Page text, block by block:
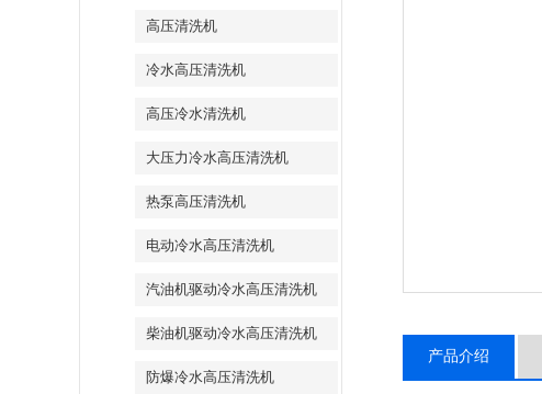
高压清洗机
冷水高压清洗机
高压冷水清洗机
大压力冷水高压清洗机
热泵高压清洗机
电动冷水高压清洗机
汽油机驱动冷水高压清洗机
柴油机驱动冷水高压清洗机
防爆冷水高压清洗机
产品介绍